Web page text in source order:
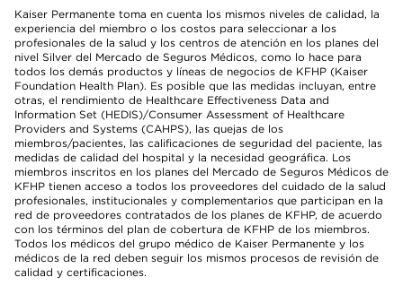
Kaiser Permanente toma en cuenta los mismos niveles de calidad, la
experiencia del miembro o los costos para seleccionar a los
profesionales de la salud y los centros de atención en los planes del
nivel Silver del Mercado de Seguros Médicos, como lo hace para
todos los demás productos y líneas de negocios de KFHP (Kaiser
Foundation Health Plan). Es posible que las medidas incluyan, entre
otras, el rendimiento de Healthcare Effectiveness Data and
Information Set (HEDIS)/Consumer Assessment of Healthcare
Providers and Systems (CAHPS), las quejas de los
miembros/pacientes, las calificaciones de seguridad del paciente, las
medidas de calidad del hospital y la necesidad geográfica. Los
miembros inscritos en los planes del Mercado de Seguros Médicos de
KFHP tienen acceso a todos los proveedores del cuidado de la salud
profesionales, institucionales y complementarios que participan en la
red de proveedores contratados de los planes de KFHP, de acuerdo
con los términos del plan de cobertura de KFHP de los miembros.
Todos los médicos del grupo médico de Kaiser Permanente y los
médicos de la red deben seguir los mismos procesos de revisión de
calidad y certificaciones.